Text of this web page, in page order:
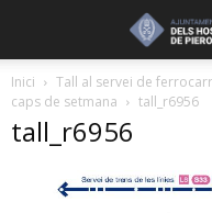
Inici
Tall al servei de
caps de setmana
tall_r6956
tall_r6956